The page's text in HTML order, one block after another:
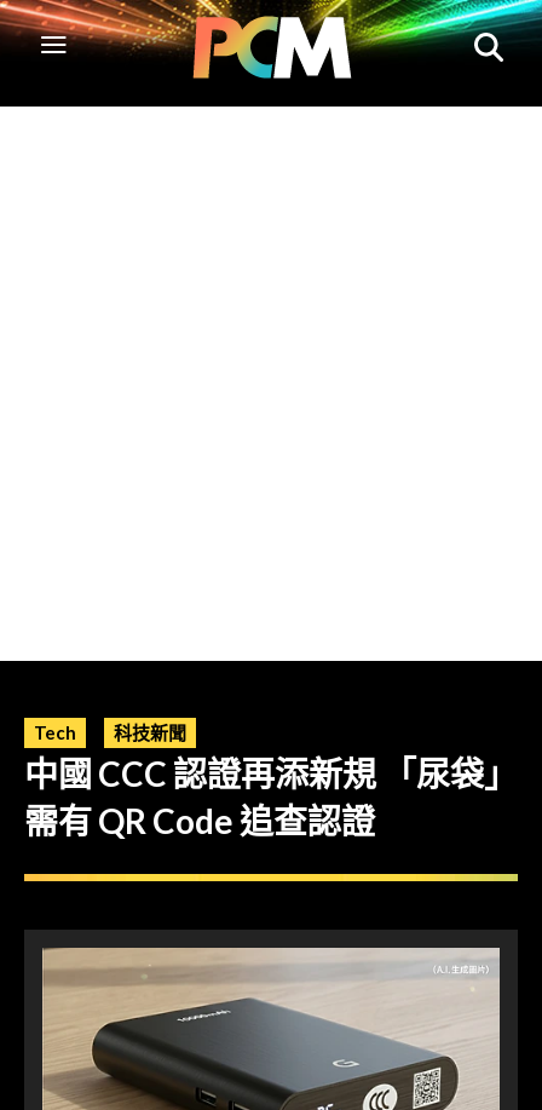
Tech 科技新聞
中國 CCC 認證再添新規 「尿袋」
需有 QR Code 追查認證